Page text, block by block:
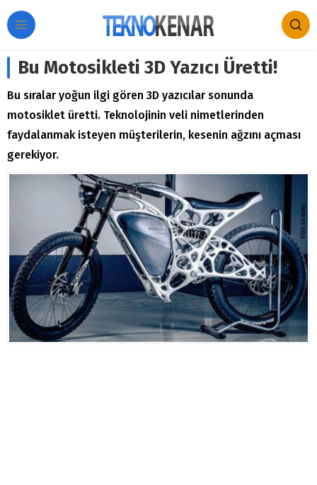
Bu Motosikleti 3D Yazıcı Üretti!
Bu sıralar yoğun ilgi gören 3D yazıcılar sonunda
motosiklet üretti. Teknolojinin veli nimetlerinden
faydalanmak isteyen müşterilerin, kesenin ağzını açması
gerekiyor.